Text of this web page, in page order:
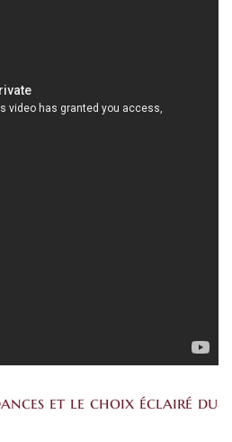
et le choix éclairé du